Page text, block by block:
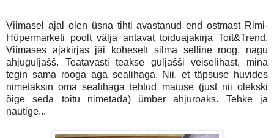
Viimasel ajal olen üsna tihti avastanud end ostmast Rimi-
Hüpermarketi poolt välja antavat toiduajakirja Toit&Trend.
Viimases ajakirjas jäi koheselt silma selline roog, nagu
ahjuguljašš. Teatavasti teakse guljašši veiselihast, mina
tegin sama rooga aga sealihaga. Nii, et täpsuse huvides
nimetaksin oma sealihaga tehtud maiuse (just nii olekski
õige seda toitu nimetada) ümber ahjuroaks. Tehke ja
nautige...